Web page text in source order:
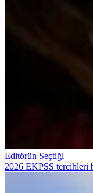
Editörün Seçtiği
2026 EKPSS tercihleri